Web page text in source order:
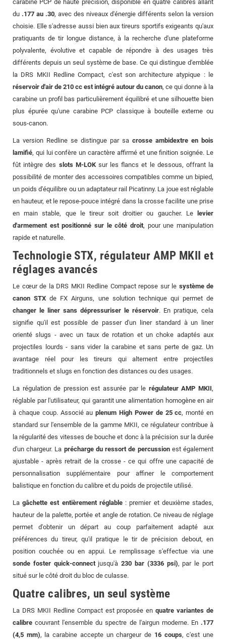
carabine PCP de haute précision, disponible en quatre calibres allant
du .177 au .30, avec des niveaux d'énergie différents selon la version
choisie. Elle s'adresse aussi bien aux tireurs sportifs exigeants qu'aux
pratiquants de tir longue distance, à la recherche d'une plateforme
polyvalente, évolutive et capable de répondre à des usages très
différents depuis un seul système de base. Ce qui distingue d'emblée
la DRS MKII Redline Compact, c'est son architecture atypique : le
réservoir d'air de 210 cc est intégré autour du canon, ce qui donne à la
carabine un profil bas particulièrement équilibré et une silhouette bien
plus épurée qu'une carabine PCP classique à bouteille externe ou
sous-canon.
La version Redline se distingue par sa crosse ambidextre en bois
lamifié, qui lui confère un caractère affirmé et une finition soignée. Le
fût intègre des slots M-LOKsur les flancs et le dessous, offrant la
possibilité de monter des accessoires compatibles comme un bipied,
un poids d'équilibre ou un adaptateur rail Picatinny. La joue est réglable
en hauteur, et le repose-pouce intégré dans la crosse facilite une prise
en main stable, que le tireur soit droitier ou gaucher. Le
levier
d'armement est positionné sur le côté droit, pour une manipulation
rapide et naturelle.
Technologie STX, régulateur AMP MKII et
réglages avancés
Le cœur de la DRS MKII Redline Compact repose sur le système de
canon STX de FX Airguns, une solution technique qui permet de
changer le liner sans dépressuriser le réservoir. En pratique, cela
signifie qu'il est possible de passer d'un liner standard à un liner
orienté slugs - avec un taux de rotation et un choke adaptés aux
projectiles lourds - sans vider la carabine et sans perte de gaz. Un
avantage réel pour les tireurs qui alternent entre projectiles
traditionnels et slugs en fonction des distances ou des usages.
La régulation de pression est assurée par le régulateur AMP MKII,
réglable par l'utilisateur, qui garantit une alimentation homogène en air
à chaque coup. Associé auplenum High Power de 25 cc, monté en
standard sur l'ensemble de la gamme MKII, ce régulateur contribue à
la régularité des vitesses de bouche et donc à la précision sur la durée
d'un chargeur. La précharge du ressort de percussionest également
ajustable - après retrait de la crosse - ce qui offre une capacité de
personnalisation supplémentaire pour affiner le comportement
balistique en fonction du calibre et du poids de projectile utilisé.
Lagâchette est entièrement réglable: premier et deuxième stades,
hauteur de la palette, portée et angle de rotation. Ce niveau de réglage
permet d'obtenir un départ au coup parfaitement adapté aux
préférences du tireur, qu'il pratique le tir de précision debout, en
position couchée ou en appui. Le remplissage s'effectue via une
sonde foster quick-connectjusqu'à230 bar (3336 psi), par le port
situé sur le côté droit du bloc de culasse.
Quatre calibres, un seul système
La DRS MKII Redline Compact est proposée enquatre variantes de
calibre couvrant l'ensemble du spectre de l'airgun moderne. En .177
(4,5 mm), la carabine accepte un chargeur de 16 coups, c'est une